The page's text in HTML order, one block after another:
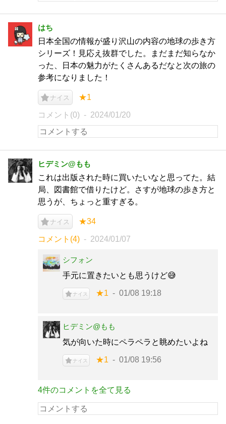
はち
日本全国の情報が盛り沢山の内容の地球の歩き方
シリーズ！見応え抜群でした。まだまだ知らなか
った、日本の魅力がたくさんあるだなと次の旅の
参考になりました！
ナイス ★1
コメント(0) 2024/01/20
ヒデミン@もも
これは出版された時に買いたいなと思ってた。結
局、図書館で借りたけど。さすが地球の歩き方と
思うが、ちょっと重すぎる。
ナイス ★34
コメント(4) 2024/01/07
シフォン
手元に置きたいとも思うけど😅
ナイス ★1 01/08 19:18
ヒデミン@もも
気が向いた時にペラペラと眺めたいよね
ナイス ★1 01/08 19:56
4件のコメントを全て見る